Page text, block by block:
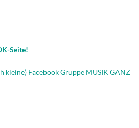
Seite!
kleine) Facebook Gruppe MUSIK GANZ